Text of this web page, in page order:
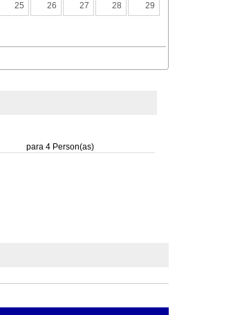
25 26 27 28 29
para 4 Person(as)